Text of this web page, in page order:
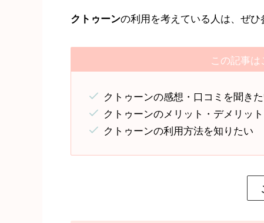
クトゥーンの利用を考えている人は、ぜひ
この記事
クトゥーンの感想・口コミを聞き
クトゥーンのメリット・デメリッ
クトゥーンの利用方法を知りたい